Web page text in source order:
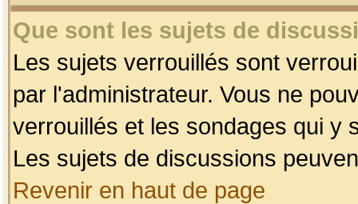
Que sont les sujets de
Les sujets verrouillés sont
par l'administrateur. Vous ne
verrouillés et les sondages qui y
Les sujets de discussions
Revenir en haut de page